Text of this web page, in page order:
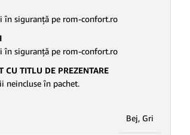
în siguranţă pe rom-confort.ro
în siguranţă pe rom-confort.ro
CU TITLU DE PREZENTARE
neincluse în pachet.
Bej, Gri